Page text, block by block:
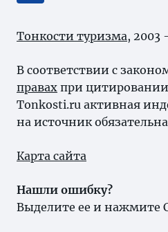
Тонкости туризма, 2003
В соответствии с
правах при
Tonkosti.ru активная
на источник
Карта сайта
Нашли ошибку?
Выделите ее и нажмите